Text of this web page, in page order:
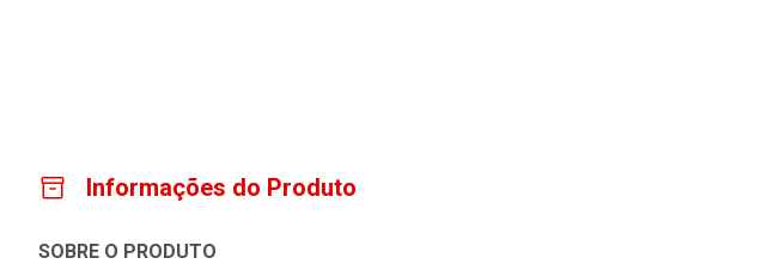
Informações do Produto
SOBRE O PRODUTO